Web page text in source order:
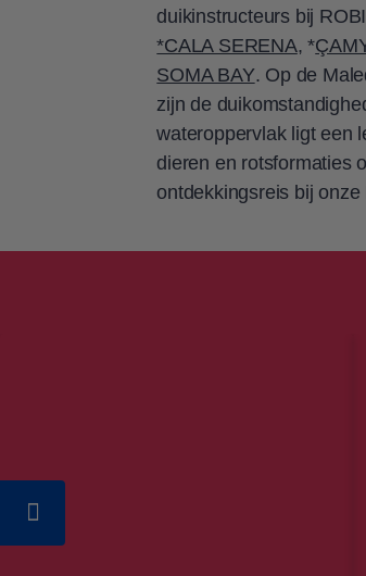
duikinstructeurs bij
*CALA SERENA, *
SOMA BAY. Op de
zijn de
wateroppervlak ligt een
dieren en rotsformaties
ontdekkingsreis bij